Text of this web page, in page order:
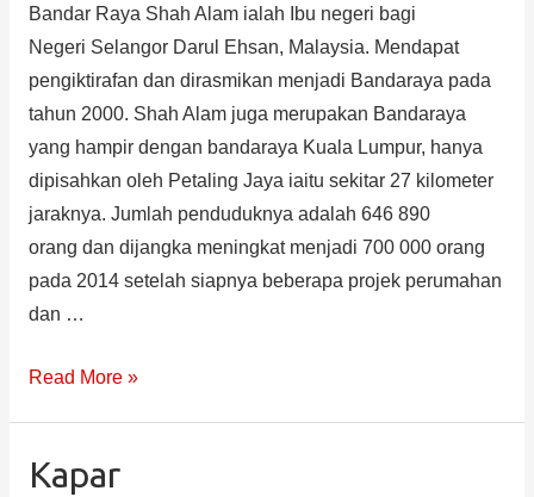
Bandar Raya Shah Alam ialah Ibu negeri bagi
Negeri Selangor Darul Ehsan, Malaysia. Mendapat
pengiktirafan dan dirasmikan menjadi Bandaraya pada
tahun 2000. Shah Alam juga merupakan Bandaraya
yang hampir dengan bandaraya Kuala Lumpur, hanya
dipisahkan oleh Petaling Jaya iaitu sekitar 27 kilometer
jaraknya. Jumlah penduduknya adalah 646 890
orang dan dijangka meningkat menjadi 700 000 orang
pada 2014 setelah siapnya beberapa projek perumahan
dan …
Read More »
Kapar